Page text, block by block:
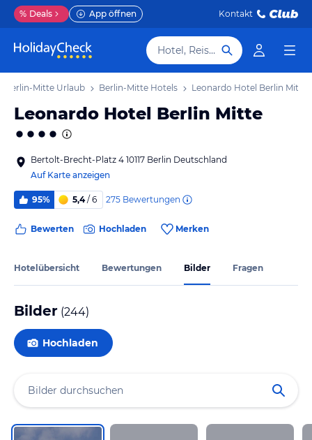
% Deals App öffnen Kontakt
Hotel, Reiseziel
Berlin-Mitte Urlaub Berlin-Mitte Hotels Leonardo Hotel Berlin Mitte
Leonardo Hotel Berlin Mitte
Bertolt-Brecht-Platz 4 10117 Berlin Deutschland
Auf Karte anzeigen
95% 5,4/ 6 275 Bewertungen
Bewerten Hochladen Merken
Hotelübersicht Bewertungen Bilder Fragen
Bilder (244)
Hochladen